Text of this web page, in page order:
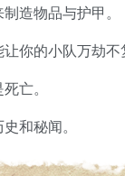
造物品与护甲。
你的小队万劫不
亡。
和秘闻。